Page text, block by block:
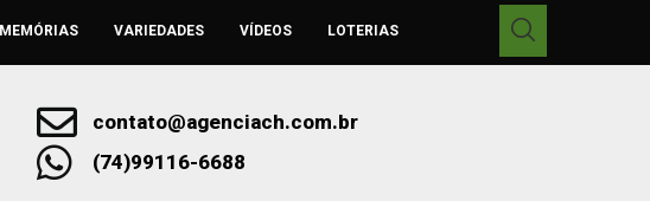
MEMÓRIAS VARIEDADES VÍDEOS LOTERIAS
contato@agenciach.com.br
(74)99116-6688